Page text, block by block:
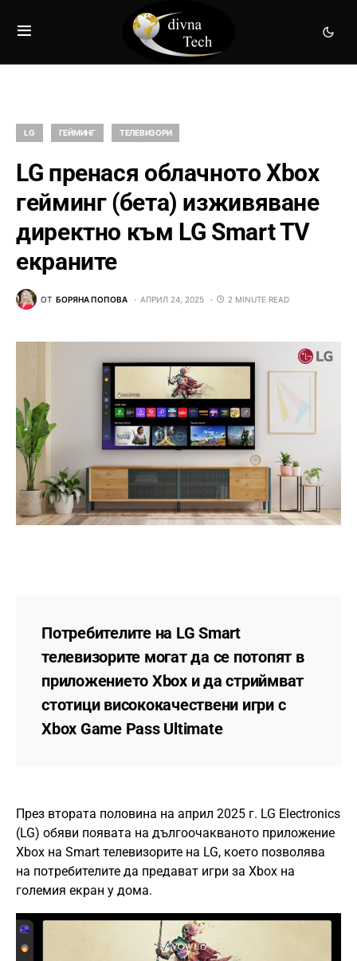
LG ГЕЙМИНГ ТЕЛЕВИЗОРИ
LG пренася облачното Xbox
гейминг (бета) изживяване
директно към LG Smart TV
екраните
ОТ БОРЯНА ПОПОВА АПРИЛ 24, 2025 2 MINUTE READ
Потребителите на LG Smart
телевизорите могат да се потопят в
приложението Xbox и да стриймват
стотици висококачествени игри с
Xbox Game Pass Ultimate
През втората половина на април 2025 г. LG Electronics
(LG) обяви появата на дългоочакваното приложение
Xbox на Smart телевизорите на LG, което позволява
на потребителите да предават игри за Xbox на
големия екран у дома.